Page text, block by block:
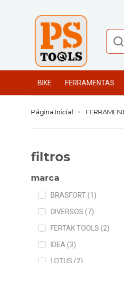
BIKE FERRAMENTAS
Página Inicial
filtros
marca
BRASFORT (1)
DIVERSOS (7)
FERTAK TOOLS (2)
IDEA (3)
LOTUS (2)